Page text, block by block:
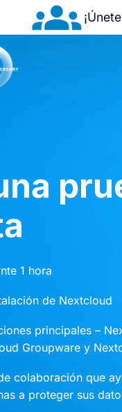
1 hora
de Nextcloud
principales –
Groupware y
colaboración que
a proteger sus